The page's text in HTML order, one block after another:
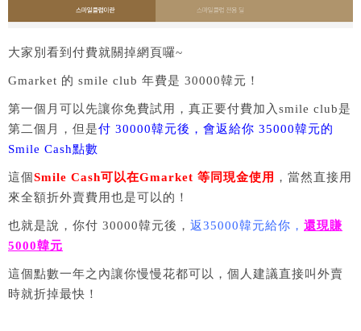
大家別看到付費就關掉網頁囉~
Gmarket 的 smile club 年費是 30000韓元！
第一個月可以先讓你免費試用，真正要付費加入smile club是
第二個月，但是付 30000韓元後，會返給你 35000韓元的
Smile Cash點數
這個Smile Cash可以在Gmarket 等同現金使用 ，當然直接用
來全額折外賣費用也是可以的！
也就是說，你付 30000韓元後， 返35000韓元給你， 還現賺
5000韓元
這個點數一年之內讓你慢慢花都可以，個人建議直接叫外賣
時就折掉最快！